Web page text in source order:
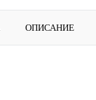
ОПИСАНИЕ